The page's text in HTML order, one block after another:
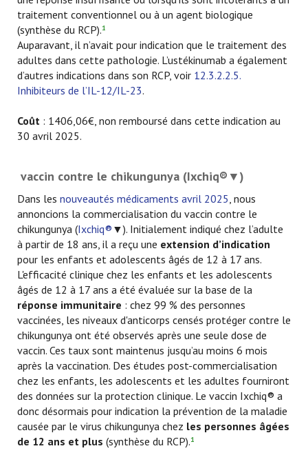
traitement conventionnel ou à un agent biologique
(synthèse du RCP).1
Auparavant, il n’avait pour indication que le traitement des
adultes dans cette pathologie. L’ustékinumab a également
d’autres indications dans son RCP, voir 12.3.2.2.5.
Inhibiteurs de l’IL-12/IL-23.
Coût : 1406,06€, non remboursé dans cette indication au
30 avril 2025.
vaccin contre le chikungunya (Ixchiq®▼)
Dans les nouveautés médicaments avril 2025, nous
annoncions la commercialisation du vaccin contre le
chikungunya (Ixchiq® ▼). Initialement indiqué chez l’adulte
à partir de 18 ans, il a reçu une extension d’indication
pour les enfants et adolescents âgés de 12 à 17 ans.
L'efficacité clinique chez les enfants et les adolescents
âgés de 12 à 17 ans a été évaluée sur la base de la
réponse immunitaire : chez 99 % des personnes
vaccinées, les niveaux d'anticorps censés protéger contre le
chikungunya ont été observés après une seule dose de
vaccin. Ces taux sont maintenus jusqu’au moins 6 mois
après la vaccination. Des études post-commercialisation
chez les enfants, les adolescents et les adultes fourniront
des données sur la protection clinique. Le vaccin Ixchiq® a
donc désormais pour indication la prévention de la maladie
causée par le virus chikungunya chez les personnes âgées
de 12 ans et plus (synthèse du RCP).1